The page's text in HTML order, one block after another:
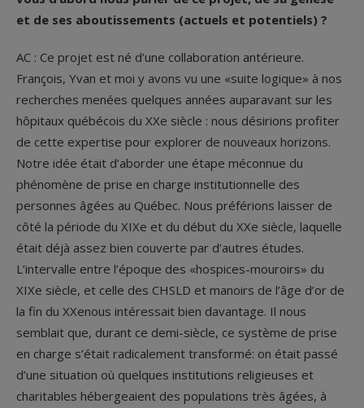
et de ses aboutissements (actuels et potentiels) ?
AC : Ce projet est né d’une collaboration antérieure.
François, Yvan et moi y avons vu une «suite logique» à nos
recherches menées quelques années auparavant sur les
hôpitaux québécois du XXe siècle : nous désirions profiter
de cette expertise pour explorer de nouveaux horizons.
Notre idée était d’aborder une étape méconnue du
phénomène de prise en charge institutionnelle des
personnes âgées au Québec. Nous préférions laisser de
côté la période du XIXe et du début du XXe siècle, laquelle
était déjà assez bien couverte par d’autres études.
L’intervalle entre l’époque des «hospices-mouroirs» du
XIXe siècle, et celle des CHSLD et manoirs de l’âge d’or de
la fin du XXenous intéressait bien davantage. Il nous
semblait que, durant ce demi-siècle, ce système de prise
en charge s’était radicalement transformé: on était passé
d’une situation où quelques institutions religieuses et
charitables hébergeaient des populations très âgées, à